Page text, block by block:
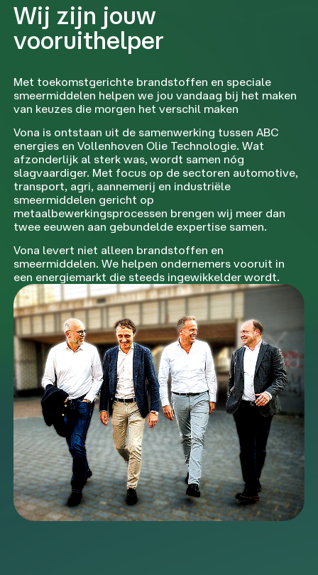
Wij zijn jouw
vooruithelper
Met toekomstgerichte brandstoffen en speciale
smeermiddelen helpen we jou vandaag bij het maken
van keuzes die morgen het verschil maken
Vona is ontstaan uit de samenwerking tussen ABC
energies en Vollenhoven Olie Technologie. Wat
afzonderlijk al sterk was, wordt samen nóg
slagvaardiger. Met focus op de sectoren automotive,
transport, agri, aannemerij en industriële
smeermiddelen gericht op
metaalbewerkingsprocessen brengen wij meer dan
twee eeuwen aan gebundelde expertise samen.
Vona levert niet alleen brandstoffen en
smeermiddelen. We helpen ondernemers vooruit in
een energiemarkt die steeds ingewikkelder wordt.